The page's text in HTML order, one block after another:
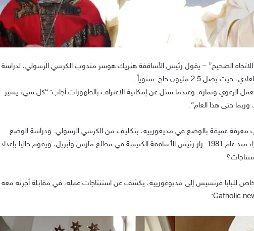
الصحيح” – يقول رئيس الأساقفة هنريك هوسر مندوب الكرسي الرسولي، لدراسة
2.5 مليون حاج سنوياً .
الرعوي وثماره. وعندما سئل عن إمكانية الاعتراف بالظهورات أجاب: “كل شيء يشير
حتى هذا العام”.
معرفة عميقة بالوضع في مديغورييه، بتكليف من الكرسي الرسولي. ودراسة الوضع
الراعوي في البلدة حيث تظهر العذراء منذ عام 1981. زار رئيس الأساقفة الكنيسة في مطلع مارس وأبريل، ويقوم حاليا بإعداد
للبابا فرنسيس إلى مديوغورييه، يكشف عن استنتاجات عمله، في مقابلة أجرته معه